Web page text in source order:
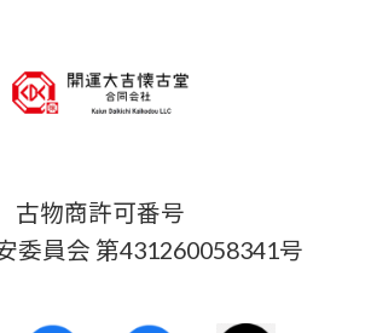
古物商許可番号
委員会 第431260058341号